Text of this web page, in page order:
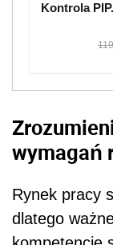
Kontrola
wymagań
Rynek pracy
dlatego